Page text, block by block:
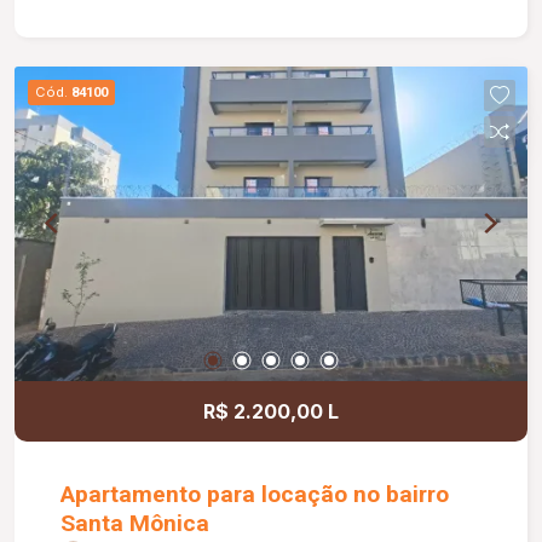
sacada proporcionando mais praticidade e
ventilação ao ambiente.
Cód. 84100
R$ 2.200,00 L
Apartamento para locação no bairro
Santa Mônica